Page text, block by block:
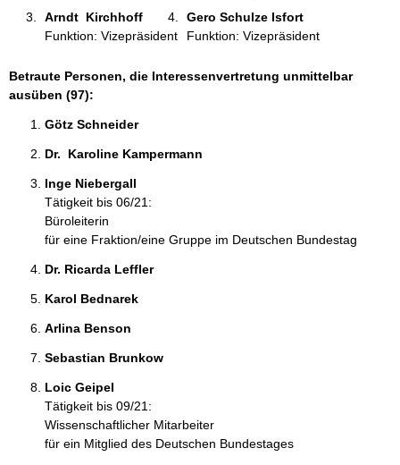
Arndt  Kirchhoff
Funktion: Vizepräsident
Gero Schulze Isfort
Funktion: Vizepräsident
Betraute Personen, die Interessenvertretung unmittelbar
ausüben (97):
Götz Schneider
Dr.  Karoline Kampermann
Inge Niebergall
Tätigkeit bis 06/21:
Büroleiterin
für eine Fraktion/eine Gruppe im Deutschen Bundestag
Dr. Ricarda Leffler
Karol Bednarek
Arlina Benson
Sebastian Brunkow
Loic Geipel
Tätigkeit bis 09/21:
Wissenschaftlicher Mitarbeiter
für ein Mitglied des Deutschen Bundestages